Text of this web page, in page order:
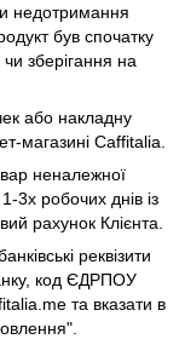
недотримання
був спочатку
зберігання на
або накладну
магазині Caffitalia.
неналежної
3х робочих днів із
рахунок Клієнта.
реквізити
код ЄДРПОУ
та вказати в